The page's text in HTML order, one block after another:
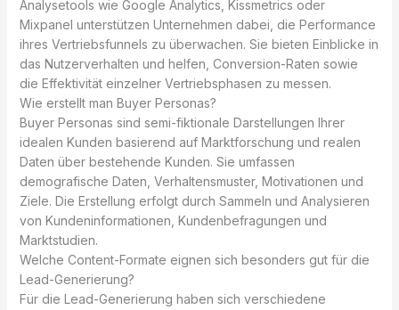
Analysetools wie Google Analytics, Kissmetrics oder
Mixpanel unterstützen Unternehmen dabei, die Performance
ihres Vertriebsfunnels zu überwachen. Sie bieten Einblicke in
das Nutzerverhalten und helfen, Conversion-Raten sowie
die Effektivität einzelner Vertriebsphasen zu messen.
Wie erstellt man Buyer Personas?
Buyer Personas sind semi-fiktionale Darstellungen Ihrer
idealen Kunden basierend auf Marktforschung und realen
Daten über bestehende Kunden. Sie umfassen
demografische Daten, Verhaltensmuster, Motivationen und
Ziele. Die Erstellung erfolgt durch Sammeln und Analysieren
von Kundeninformationen, Kundenbefragungen und
Marktstudien.
Welche Content-Formate eignen sich besonders gut für die
Lead-Generierung?
Für die Lead-Generierung haben sich verschiedene